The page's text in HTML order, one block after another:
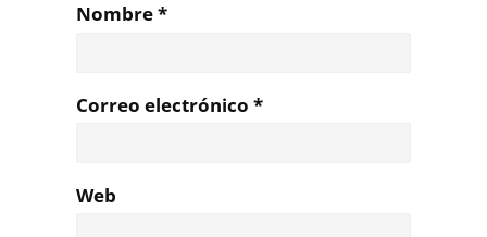
Nombre*
Correo electrónico *
Web